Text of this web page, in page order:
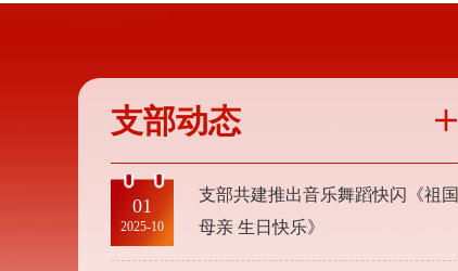
支部动态 
01
2025-10
支部共建推出音乐舞蹈快闪《祖国
母亲 生日快乐》